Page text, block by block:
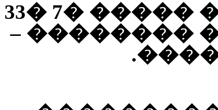
� ����� : ������ ����� �7 �33
"�����